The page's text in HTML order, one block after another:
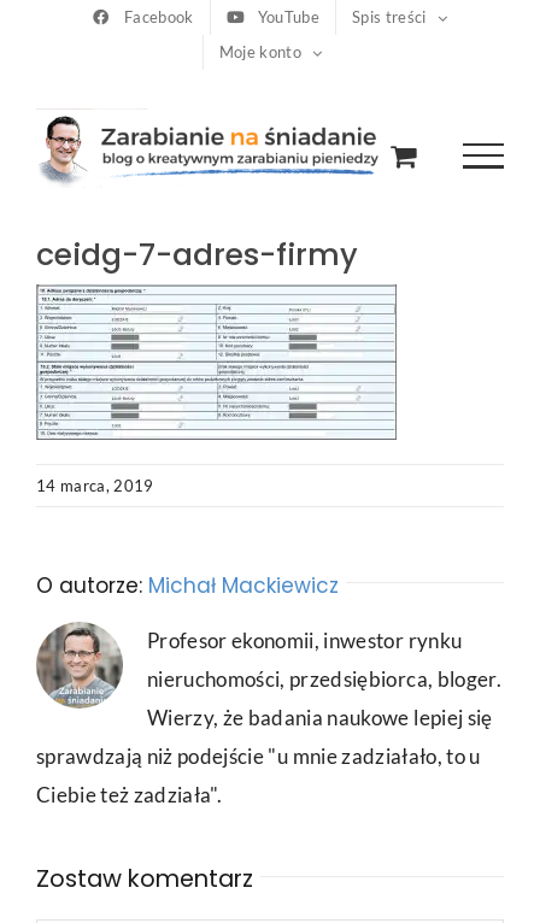
Facebook YouTube
Spis treści
Moje konto
ceidg-7-adres-firmy
14 marca, 2019
O autorze: Michał Mackiewicz
Profesor ekonomii, inwestor rynku
nieruchomości, przedsiębiorca, bloger.
Wierzy, że badania naukowe lepiej się
sprawdzają niż podejście "u mnie zadziałało, to u
Ciebie też zadziała".
Zostaw komentarz